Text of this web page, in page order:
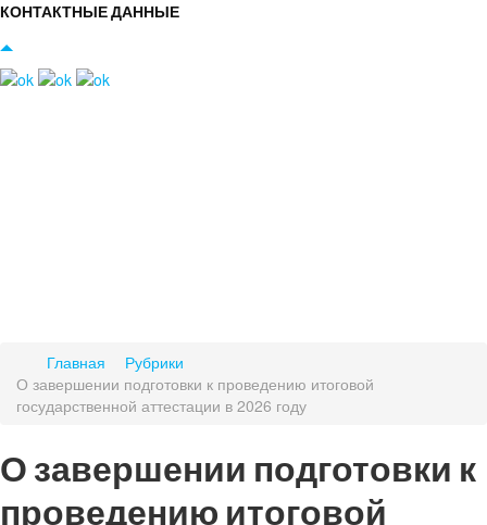
КОНТАКТНЫЕ ДАННЫЕ
Главная
Рубрики
О завершении подготовки к проведению итоговой
государственной аттестации в 2026 году
О завершении подготовки к
проведению итоговой